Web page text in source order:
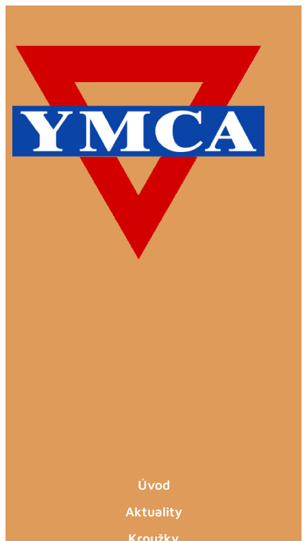
Úvod
Aktuality